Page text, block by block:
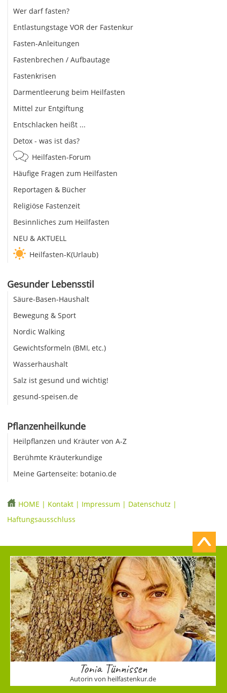
Wer darf fasten?
Entlastungstage VOR der Fastenkur
Fasten-Anleitungen
Fastenbrechen / Aufbautage
Fastenkrisen
Darmentleerung beim Heilfasten
Mittel zur Entgiftung
Entschlacken heißt ...
Detox - was ist das?
Heilfasten-Forum
Häufige Fragen zum Heilfasten
Reportagen & Bücher
Religiöse Fastenzeit
Besinnliches zum Heilfasten
NEU & AKTUELL
Heilfasten-K(Urlaub)
Gesunder Lebensstil
Säure-Basen-Haushalt
Bewegung & Sport
Nordic Walking
Gewichtsformeln (BMI, etc.)
Wasserhaushalt
Salz ist gesund und wichtig!
gesund-speisen.de
Pflanzenheilkunde
Heilpflanzen und Kräuter von A-Z
Berühmte Kräuterkundige
Meine Gartenseite: botanio.de
HOME | Kontakt | Impressum | Datenschutz |
Haftungsausschluss
Tonia Tünnissen
Autorin von heilfastenkur.de